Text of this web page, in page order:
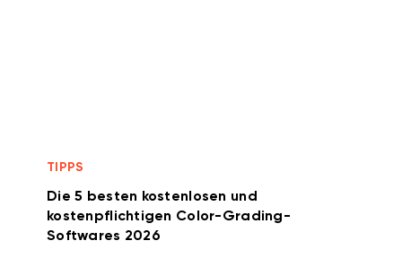
TIPPS
Die 5 besten kostenlosen und
kostenpflichtigen Color-Grading-
Softwares 2026